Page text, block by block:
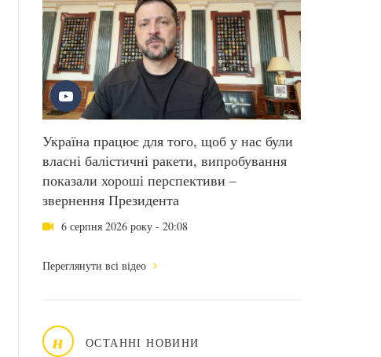
Україна працює для того, щоб у нас були
власні балістичні ракети, випробування
показали хороші перспективи –
звернення Президента
6 серпня 2026 року - 20:08
Переглянути всі відео
н ОСТАННІ НОВИНИ